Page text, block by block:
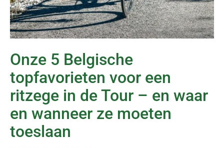
Onze 5 Belgische
topfavorieten voor een
ritzege in de Tour – en waar
en wanneer ze moeten
toeslaan